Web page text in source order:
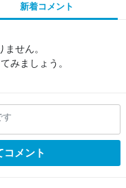
新着コメント
せん。
みましょう。
す
コメント